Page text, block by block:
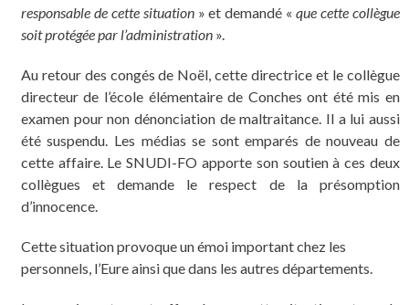
responsable de cette situation» et demandé «que cette collègue
soit protégée par l’administration».
Au retour des congés de Noël, cette directrice et le collègue
directeur de l’école élémentaire de Conches ont été mis en
examen pour non dénonciation de maltraitance. Il a lui aussi
été suspendu. Les médias se sont emparés de nouveau de
cette affaire. Le SNUDI-FO apporte son soutien à ces deux
collègues et demande le respect de la présomption
d’innocence.
Cette situation provoque un émoi important chez les
personnels, l’Eure ainsi que dans les autres départements.